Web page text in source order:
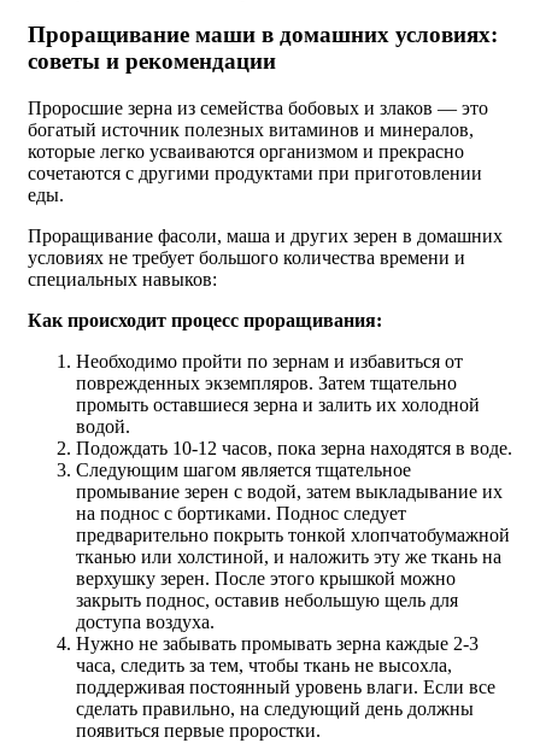
Проращивание маши в домашних условиях:
советы и рекомендации
Проросшие зерна из семейства бобовых и злаков — это
богатый источник полезных витаминов и минералов,
которые легко усваиваются организмом и прекрасно
сочетаются с другими продуктами при приготовлении
еды.
Проращивание фасоли, маша и других зерен в домашних
условиях не требует большого количества времени и
специальных навыков:
Как происходит процесс проращивания:
Необходимо пройти по зернам и избавиться от
поврежденных экземпляров. Затем тщательно
промыть оставшиеся зерна и залить их холодной
водой.
Подождать 10-12 часов, пока зерна находятся в воде.
Следующим шагом является тщательное
промывание зерен с водой, затем выкладывание их
на поднос с бортиками. Поднос следует
предварительно покрыть тонкой хлопчатобумажной
тканью или холстиной, и наложить эту же ткань на
верхушку зерен. После этого крышкой можно
закрыть поднос, оставив небольшую щель для
доступа воздуха.
Нужно не забывать промывать зерна каждые 2-3
часа, следить за тем, чтобы ткань не высохла,
поддерживая постоянный уровень влаги. Если все
сделать правильно, на следующий день должны
появиться первые проростки.